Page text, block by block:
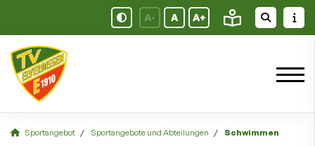
A- A A+
Sportangebot Sportangebote und Abteilungen Schwimmen